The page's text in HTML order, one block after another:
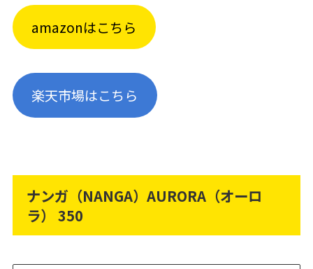
amazonはこちら
楽天市場はこちら
ナンガ（NANGA）AURORA（オーロ
ラ） 350